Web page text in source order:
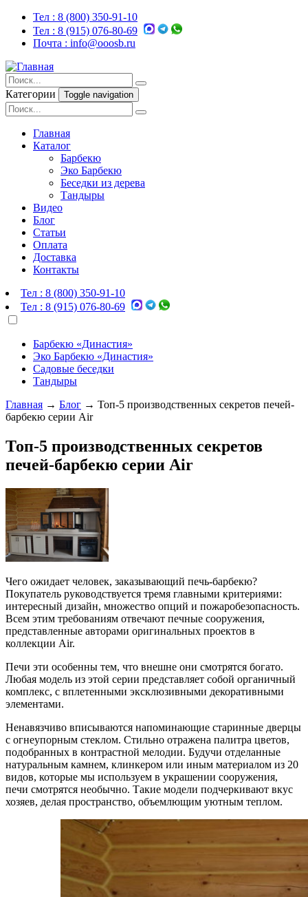
Тел : 8 (800) 350-91-10
Тел : 8 (915) 076-80-69
Почта : info@ooosb.ru
Категории Toggle navigation
Главная
Каталог
Барбекю
Эко Барбекю
Беседки из дерева
Тандыры
Видео
Блог
Статьи
Оплата
Доставка
Контакты
Тел : 8 (800) 350-91-10
Тел : 8 (915) 076-80-69
Барбекю «Династия»
Эко Барбекю «Династия»
Садовые беседки
Тандыры
Главная → Блог → Топ-5 производственных секретов печей-
барбекю серии Air
Топ-5 производственных секретов
печей-барбекю серии Air
Чего ожидает человек, заказывающий печь-барбекю?
Покупатель руководствуется тремя главными критериями:
интересный дизайн, множество опций и пожаробезопасность.
Всем этим требованиям отвечают печные сооружения,
представленные авторами оригинальных проектов в
коллекции Air.
Печи эти особенны тем, что внешне они смотрятся богато.
Любая модель из этой серии представляет собой органичный
комплекс, с вплетенными эксклюзивными декоративными
элементами.
Ненавязчиво вписываются напоминающие старинные дверцы
с огнеупорным стеклом. Стильно отражена палитра цветов,
подобранных в контрастной мелодии. Будучи отделанные
натуральным камнем, клинкером или иным материалом из 20
видов, которые мы используем в украшении сооружения,
печи смотрятся необычно. Такие модели подчеркивают вкус
хозяев, делая пространство, объемлющим уютным теплом.